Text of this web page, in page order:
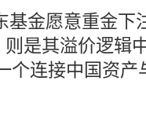
金愿意重金下
是其溢价逻辑
个连接中国资产